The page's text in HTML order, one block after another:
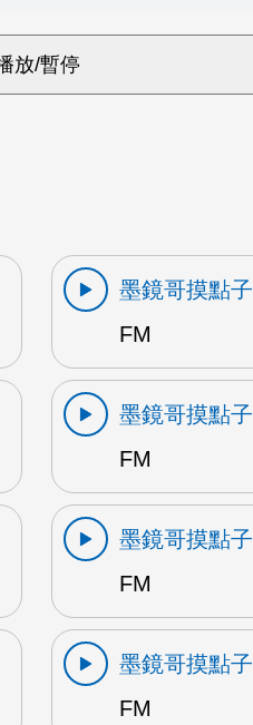
墨鏡哥摸點子
FM
墨鏡哥摸點子
FM
墨鏡哥摸點子
FM
墨鏡哥摸點子
FM